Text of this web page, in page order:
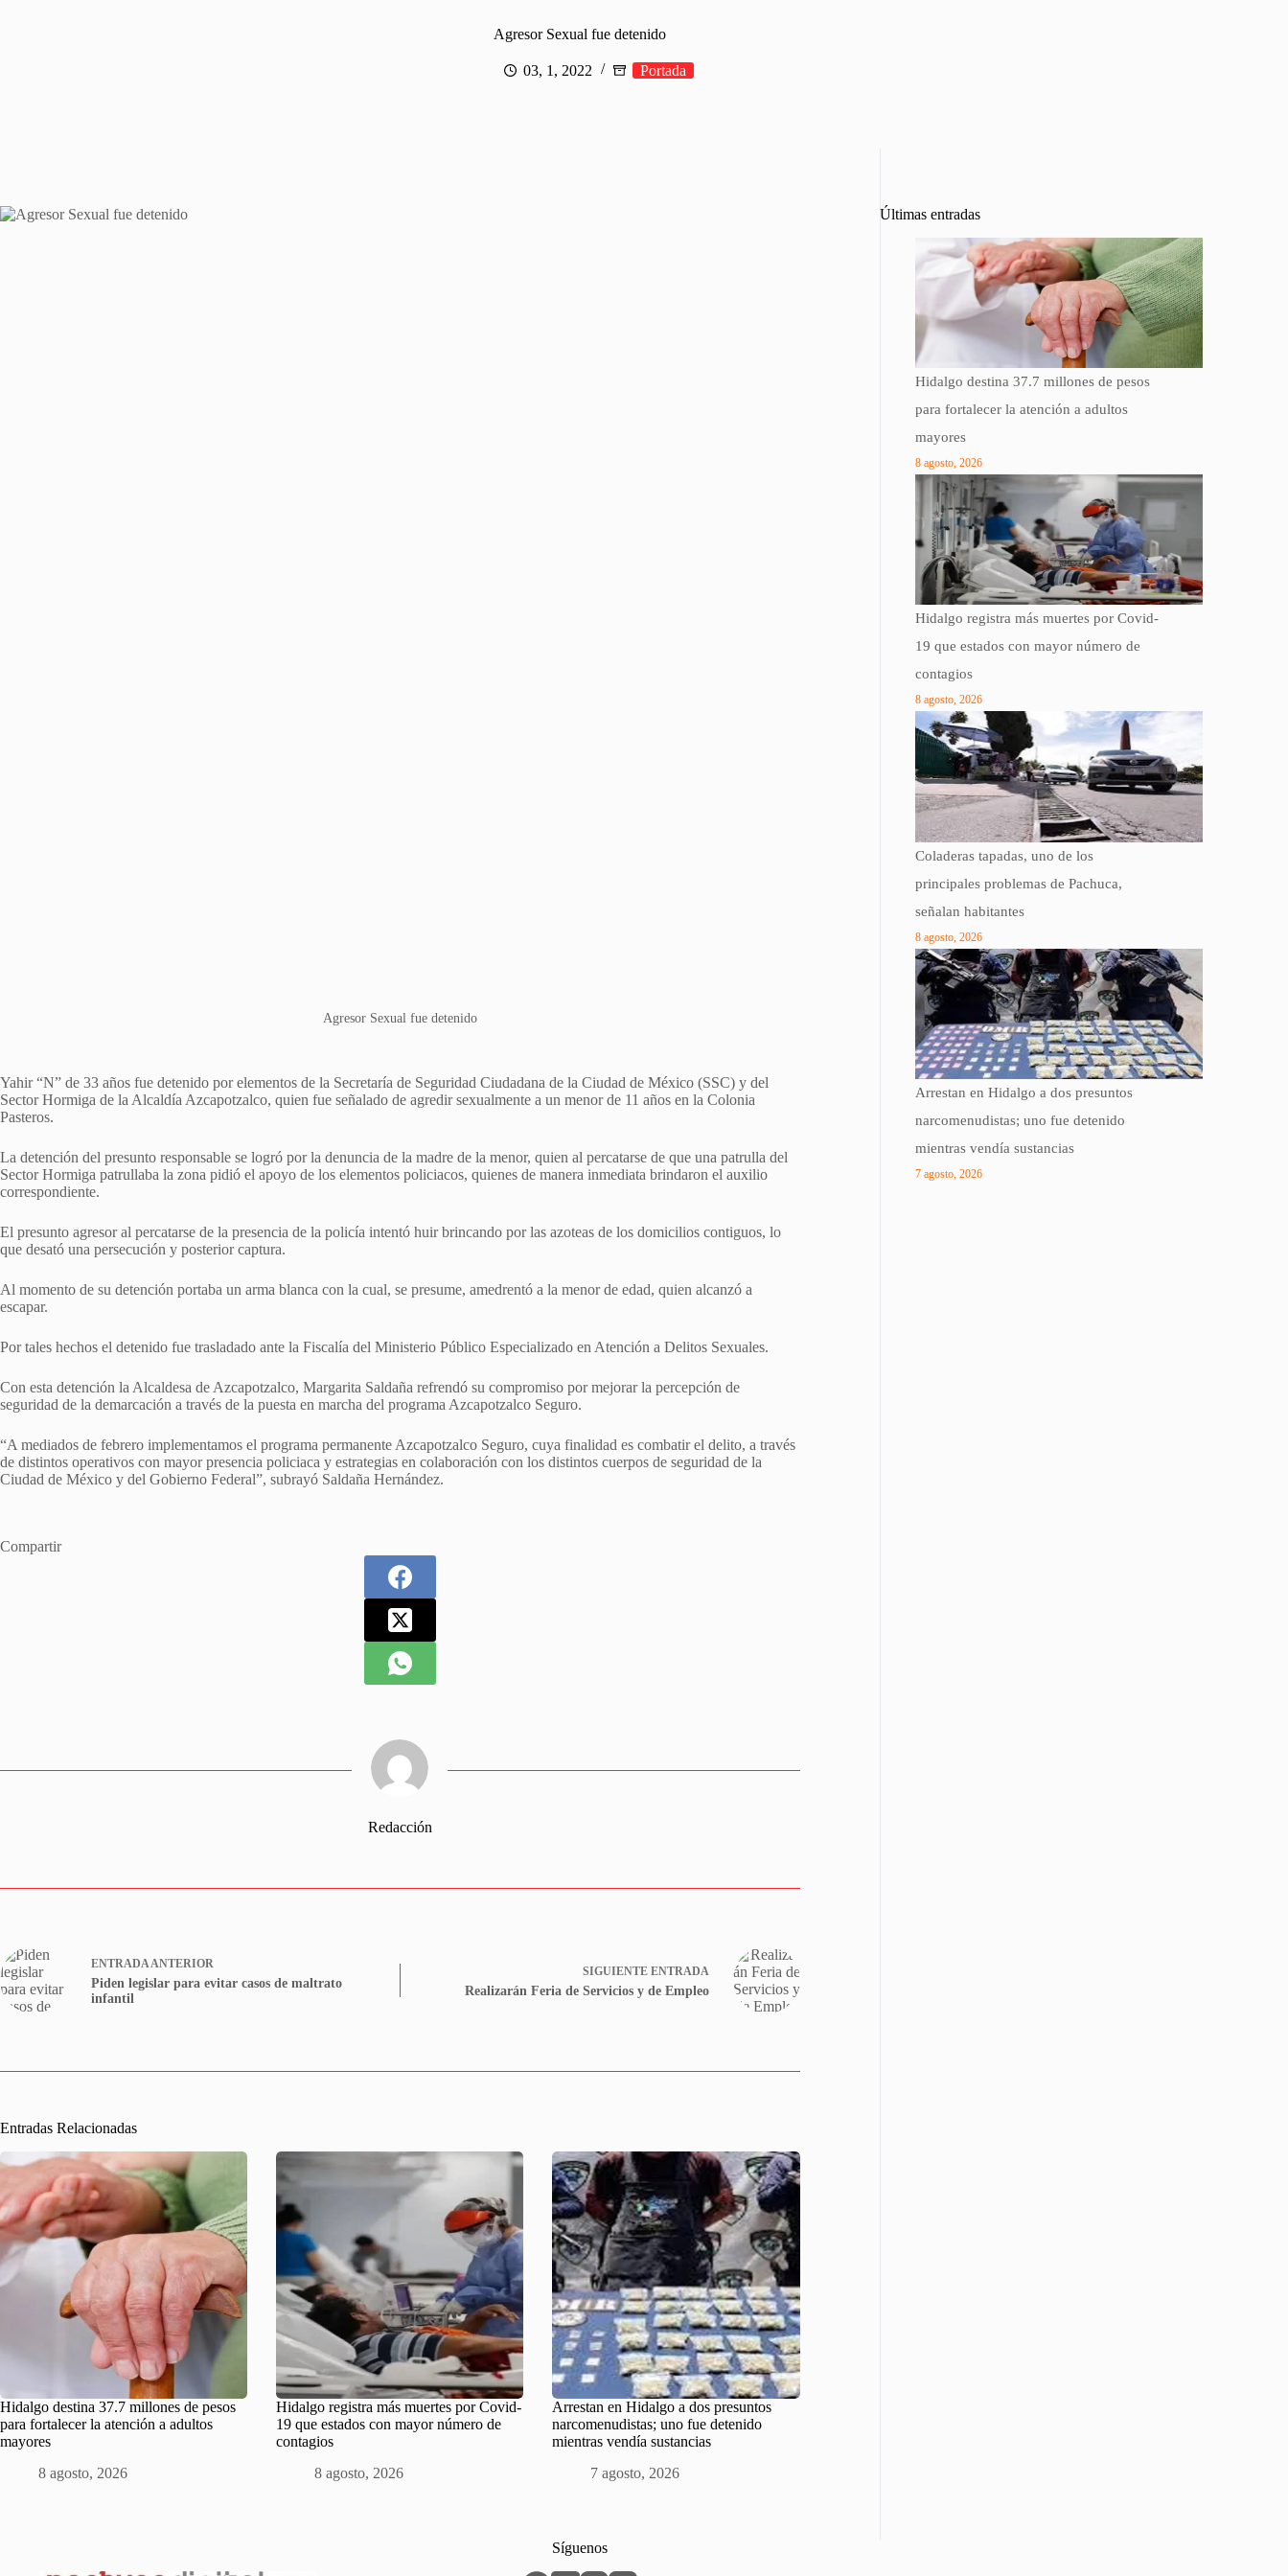
Agresor Sexual fue detenido
03, 1, 2022 Portada
Agresor Sexual fue detenido
Yahir “N” de 33 años fue detenido por elementos de la Secretaría de Seguridad Ciudadana de la Ciudad de México (SSC) y del
Sector Hormiga de la Alcaldía Azcapotzalco, quien fue señalado de agredir sexualmente a un menor de 11 años en la Colonia
Pasteros.
La detención del presunto responsable se logró por la denuncia de la madre de la menor, quien al percatarse de que una patrulla del
Sector Hormiga patrullaba la zona pidió el apoyo de los elementos policiacos, quienes de manera inmediata brindaron el auxilio
correspondiente.
El presunto agresor al percatarse de la presencia de la policía intentó huir brincando por las azoteas de los domicilios contiguos, lo
que desató una persecución y posterior captura.
Al momento de su detención portaba un arma blanca con la cual, se presume, amedrentó a la menor de edad, quien alcanzó a
escapar.
Por tales hechos el detenido fue trasladado ante la Fiscalía del Ministerio Público Especializado en Atención a Delitos Sexuales.
Con esta detención la Alcaldesa de Azcapotzalco, Margarita Saldaña refrendó su compromiso por mejorar la percepción de
seguridad de la demarcación a través de la puesta en marcha del programa Azcapotzalco Seguro.
“A mediados de febrero implementamos el programa permanente Azcapotzalco Seguro, cuya finalidad es combatir el delito, a través
de distintos operativos con mayor presencia policiaca y estrategias en colaboración con los distintos cuerpos de seguridad de la
Ciudad de México y del Gobierno Federal”, subrayó Saldaña Hernández.
Compartir
Redacción
ENTRADAANTERIOR
Piden legislar para evitar casos de maltrato
infantil
SIGUIENTE ENTRADA
Realizarán Feria de Servicios y de Empleo
Entradas Relacionadas
Hidalgo destina 37.7 millones de pesos
para fortalecer la atención a adultos
mayores
8 agosto, 2026
Hidalgo registra más muertes por Covid-
19 que estados con mayor número de
contagios
8 agosto, 2026
Arrestan en Hidalgo a dos presuntos
narcomenudistas; uno fue detenido
mientras vendía sustancias
7 agosto, 2026
Últimas entradas
Hidalgo destina 37.7 millones de pesos
para fortalecer la atención a adultos
mayores
8 agosto, 2026
Hidalgo registra más muertes por Covid-
19 que estados con mayor número de
contagios
8 agosto, 2026
Coladeras tapadas, uno de los
principales problemas de Pachuca,
señalan habitantes
8 agosto, 2026
Arrestan en Hidalgo a dos presuntos
narcomenudistas; uno fue detenido
mientras vendía sustancias
7 agosto, 2026
Síguenos